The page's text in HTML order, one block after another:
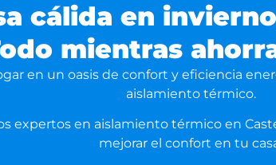
cálida en
mientras
en un oasis de confort y eficiencia
aislamiento térmico.
expertos en aislamiento térmico en
mejorar el confort en tu